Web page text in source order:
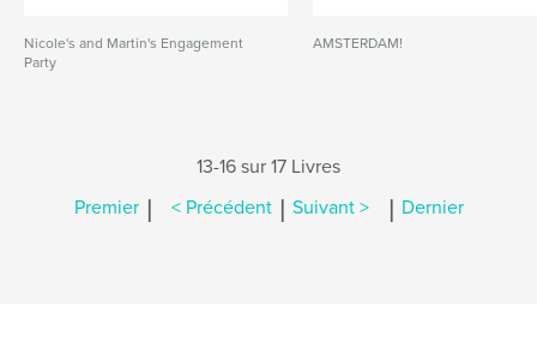
Nicole's and Martin's Engagement
Party
AMSTERDAM!
13-16 sur 17 Livres
Premier | < Précédent | Suivant > | Dernier